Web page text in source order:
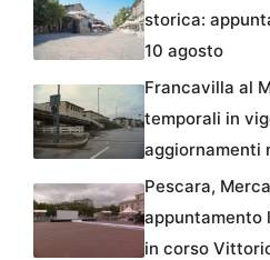
storica:
10 agosto
Francavilla al
temporali in
aggiornamenti
Pescara,
appuntamento
in corso